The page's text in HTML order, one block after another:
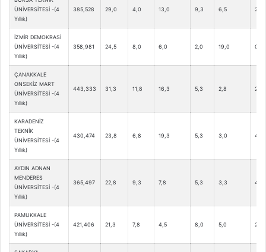
ÜNİVERSİTESİ -(4
Yıllık)
385,528 29,0 4,0 13,0 9,3 6,5 2,0
İZMİR DEMOKRASİ
ÜNİVERSİTESİ -(4
Yıllık)
358,981 24,5 8,0 6,0 2,0 19,0 0,8
ÇANAKKALE
ONSEKİZ MART
ÜNİVERSİTESİ -(4
Yıllık)
443,333 31,3 11,8 16,3 5,3 2,8 2,8
KARADENİZ
TEKNİK
ÜNİVERSİTESİ -(4
Yıllık)
430,474 23,8 6,8 19,3 5,3 3,0 4,5
AYDIN ADNAN
MENDERES
ÜNİVERSİTESİ -(4
Yıllık)
365,497 22,8 9,3 7,8 5,3 3,3 4,0
PAMUKKALE
ÜNİVERSİTESİ -(4
Yıllık)
421,406 21,3 7,8 4,5 8,0 5,0 2,8